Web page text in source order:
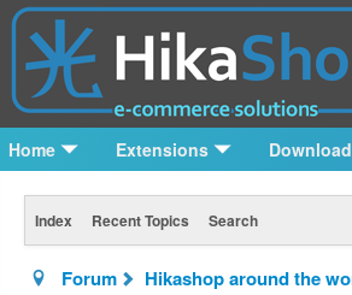
Home Extensions Download
Index Recent Topics Search
Forum Hikashop around the